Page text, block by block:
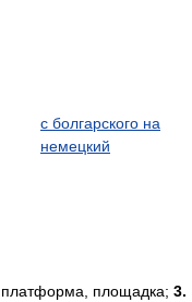
с болгарского на
немецкий
платформа, площадка; 3.